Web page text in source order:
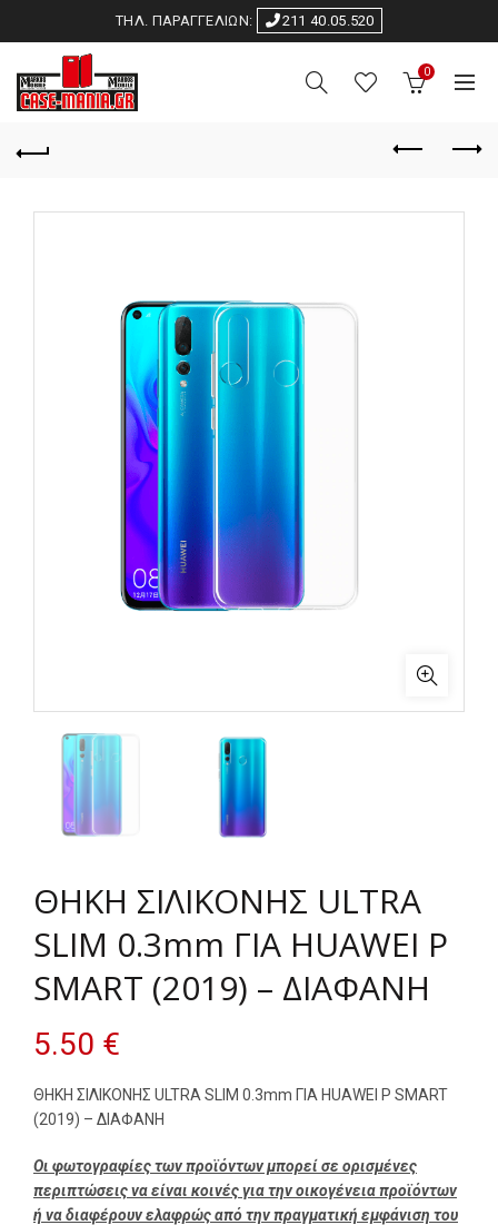
ΤΗΛ. ΠΑΡΑΓΓΕΛΙΩΝ: 211 40.05.520
0
ΘΗΚΗ ΣΙΛΙΚΟΝΗΣ ULTRA
SLIM 0.3mm ΓΙΑ HUAWEI P
SMART (2019) – ΔΙΑΦΑΝΗ
5.50 €
ΘΗΚΗ ΣΙΛΙΚΟΝΗΣ ULTRA SLIM 0.3mm ΓΙΑ HUAWEI P SMART
(2019) – ΔΙΑΦΑΝΗ
Οι φωτογραφίες των προϊόντων μπορεί σε ορισμένες
περιπτώσεις να είναι κοινές για την οικογένεια προϊόντων
ή να διαφέρουν ελαφρώς από την πραγματική εμφάνιση του